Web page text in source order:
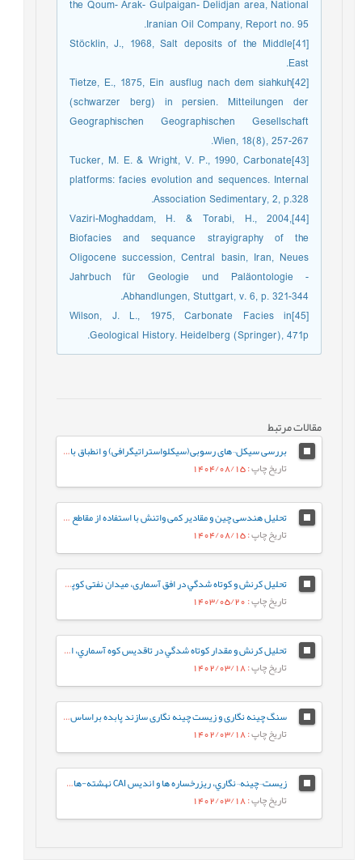
the Qoum- Arak- Gulpaigan- Delidjan area, National
Iranian Oil Company, Report no. 95.
[41]Stöcklin, J., 1968, Salt deposits of the Middle
East.
[42]Tietze, E., 1875, Ein ausflug nach dem siahkuh
(schwarzer berg) in persien. Mitteilungen der
Geographischen Geographischen Gesellschaft
Wien, 18(8), 257-267.
[43]Tucker, M. E. & Wright, V. P., 1990, Carbonate
platforms: facies evolution and sequences. Internal
Association Sedimentary, 2, p.328.
[44]Vaziri-Moghaddam, H. & Torabi, H., 2004,
Biofacies and sequance strayigraphy of the
Oligocene succession, Central basin, Iran, Neues
Jahrbuch für Geologie und Paläontologie -
Abhandlungen, Stuttgart, v. 6, p. 321-344.
[45]Wilson, J. L., 1975, Carbonate Facies in
Geological History. Heidelberg (Springer), 471p.
مقالات مرتبط
بررسی سیکل¬های رسوبی(سیکلواستراتیگرافی) و انطباق با مرزهای زیستی – زمانی ائوسن بالایی – الیگوسن در سازندهای پابده (بخش بالایی سازند پابده) و آسماری در میدان نفتی مارون
تاریخ چاپ: 1404/08/15
تحلیل هندسی چین و مقادیر کمی واتنش با استفاده از مقاطع لرزه ای تراز شده (مطالعه موردی میدان نفتی کوپال)
تاریخ چاپ: 1404/08/15
تحلیل کرنش و كوتاه شدگي در افق آسماری، میدان نفتی کوپال، استان خوزستان
تاریخ چاپ: 1403/05/20
تحلیل کرنش و مقدار كوتاه شدگي در تاقديس كوه آسماري، استان خوزستان
تاریخ چاپ: 1402/03/18
سنگ چینه نگاری و زیست چینه نگاری سازند پابده براساس روزن داران پلانکتون در برش جهانگیرآباد (جنوب ایلام- حوضه رسوبی زاگرس)
تاریخ چاپ: 1402/03/18
زيست¬چينه¬نگاري، ريزرخساره ها و انديس CAI نهشته-هاي دونين پسين در برش کال سردر شمال شرق طبس بر اساس فوناي کنودونتي
تاریخ چاپ: 1402/03/18